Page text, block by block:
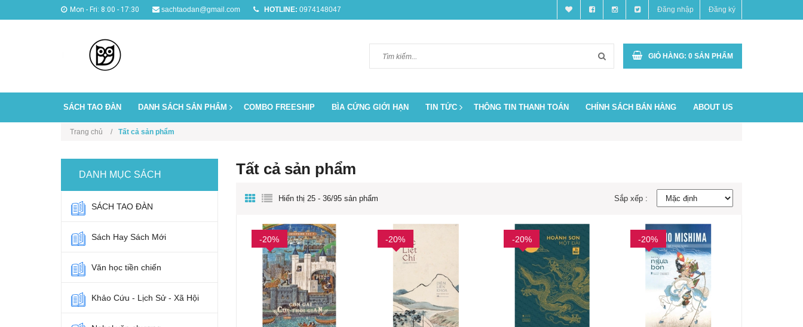
Mon - Fri: 8:00 - 17:30 sachtaodan@gmail.com HOTLINE: 0974148047 Đăng nhập Đăng ký
GIỎ HÀNG: 0 SẢN PHẨM
SÁCH TAO ĐÀN DANH SÁCH SẢN PHẨM COMBO FREESHIP BÌA CỨNG GIỚI HẠN TIN TỨC THÔNG TIN THANH TOÁN CHÍNH SÁCH BÁN HÀNG ABOUT US
Trang chủ Tất cả sản phẩm
DANH MỤC SÁCH
SÁCH TAO ĐÀN
Sách Hay Sách Mới
Văn học tiền chiến
Khảo Cứu - Lịch Sử - Xã Hội
Tất cả sản phẩm
Hiển thị 25 - 36/95 sản phẩm Sắp xếp :
-20% -20% -20% -20%